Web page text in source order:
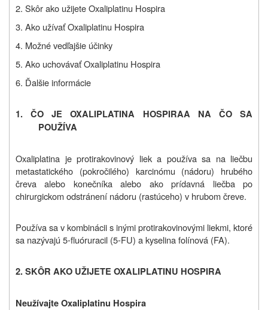
2. Skôr ako užijeteOxaliplatinu Hospira
3. Ako užívaťOxaliplatinu Hospira
4. Možné vedľajšie účinky
5. Ako uchovávaťOxaliplatinu Hospira
6. Ďalšie informácie
1. ČO JE OXALIPLATINA HOSPIRAA NA ČO SA
POUŽÍVA
Oxaliplatina je protirakovinový liek a používa sa na liečbu
metastatického (pokročilého) karcinómu (nádoru) hrubého
čreva alebo konečníka alebo ako prídavná liečba po
chirurgickom odstránení nádoru (rastúceho) v hrubom čreve.
Používa sa v kombinácii s inými protirakovinovými liekmi, ktoré
sa nazývajú 5-fluóruracil (5-FU) a kyselina folínová (FA).
2. SKÔR AKO UŽIJETEOXALIPLATINU HOSPIRA
NeužívajteOxaliplatinu Hospira